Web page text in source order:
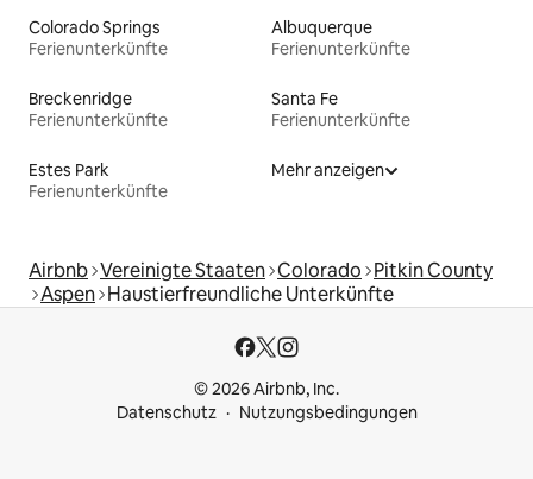
Colorado Springs
Ferienunterkünfte
Albuquerque
Ferienunterkünfte
Breckenridge
Ferienunterkünfte
Santa Fe
Ferienunterkünfte
Estes Park
Ferienunterkünfte
Mehr anzeigen
Airbnb Vereinigte Staaten Colorado Pitkin County
Aspen Haustierfreundliche Unterkünfte
© 2026 Airbnb, Inc.
Datenschutz
Nutzungsbedingungen